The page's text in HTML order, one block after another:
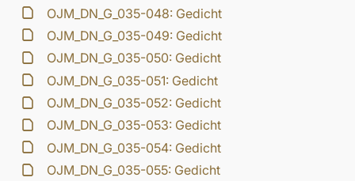
OJM_DN_G_035-048: Gedicht
OJM_DN_G_035-049: Gedicht
OJM_DN_G_035-050: Gedicht
OJM_DN_G_035-051: Gedicht
OJM_DN_G_035-052: Gedicht
OJM_DN_G_035-053: Gedicht
OJM_DN_G_035-054: Gedicht
OJM_DN_G_035-055: Gedicht